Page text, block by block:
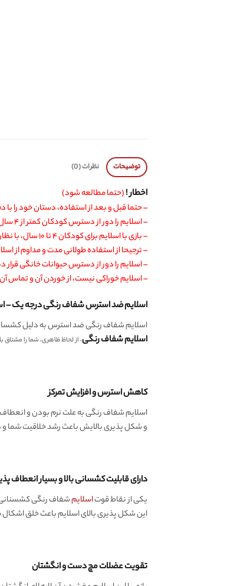
توضیحات نظرات (0)
اخطار !(حتما مطالعه شود)
– حتما قبل و بعد از استفاده، دستان خود را
– اسلایم را دور از دسترس کودکان کمتر از ۴ سال نگهدارید
– بازی با اسلایم برای کودکان ۴ تا ۱۰ سال، با نظارت والدین انجام شود
– ترجیحا از استفاده طولانی مدت و مداوم از
– اسلایم را دور از دسترس حیوانات خانگی قرار
– اسلایم خوراکی نیست، از خوردن آن و تماس
اسلایم ضد استرس شفاف رنگی درجه یک –
اسلایم شفاف رنگی ضد استرس به دلیل
اسلایم شفاف رنگی، از لحاظ ظاهری، شما را
کاهش استرس و افزایش تمرکز
اسلایم شفاف رنگی به علت نرم بودن و
و شکل پذیری بالایش باعث رشد خلاقیت شما و
دارای قابلیت کشسانی بالا و بسیار انعطاف
یکی از نقاط قوتاسلایمشفاف رنگی کشسنانی
این شکل پذیری بالای اسلایم باعث خلق
تقویت عضلات مچ دست و انگشتان